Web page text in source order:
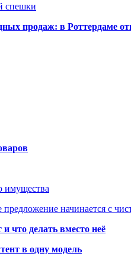
спешки
продаж: в Роттердаме
имущества
начинается с
что делать вместо неё
в одну модель